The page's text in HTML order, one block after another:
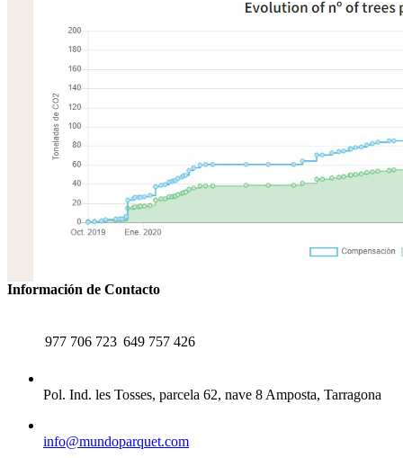
Información de Contacto
977 706 723 649 757 426
Pol. Ind. les Tosses, parcela 62, nave 8 Amposta, Tarragona
info@mundoparquet.com